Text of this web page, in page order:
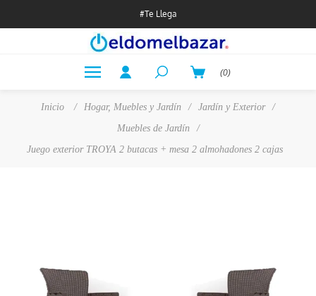
#Te Llega
(0)
Inicio / Hogar, Muebles y Jardín / Jardín y Exterior
/
Muebles de Jardín
/
Juego exterior TROYA 2 butacas + mesa 2 almohadones 2 cajas